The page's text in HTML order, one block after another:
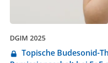
DGIM 2025
Topische Budesonid-